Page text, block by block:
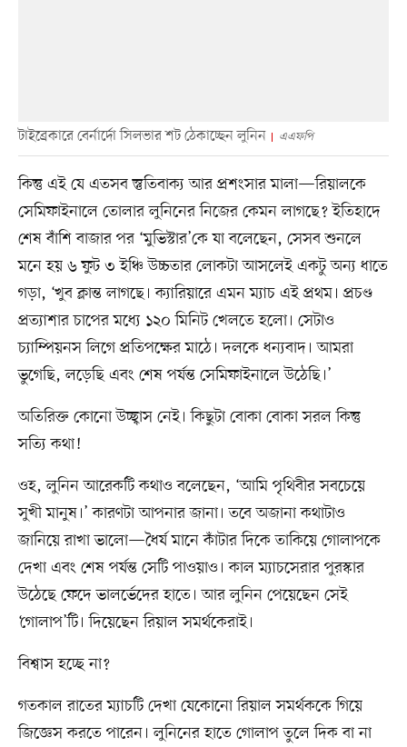
টাইব্রেকারে বের্নার্দো সিলভার শট ঠেকাচ্ছেন লুনিন এএফপি
কিন্তু এই যে এতসব স্তুতিবাক্য আর প্রশংসার মালা—রিয়ালকে
সেমিফাইনালে তোলার লুনিনের নিজের কেমন লাগছে? ইতিহাদে
শেষ বাঁশি বাজার পর ‘মুভিস্টার’কে যা বলেছেন, সেসব শুনলে
মনে হয় ৬ ফুট ৩ ইঞ্চি উচ্চতার লোকটা আসলেই একটু অন্য ধাতে
গড়া, ‘খুব ক্লান্ত লাগছে। ক্যারিয়ারে এমন ম্যাচ এই প্রথম। প্রচণ্ড
প্রত্যাশার চাপের মধ্যে ১২০ মিনিট খেলতে হলো। সেটাও
চ্যাম্পিয়নস লিগে প্রতিপক্ষের মাঠে। দলকে ধন্যবাদ। আমরা
ভুগেছি, লড়েছি এবং শেষ পর্যন্ত সেমিফাইনালে উঠেছি।’
অতিরিক্ত কোনো উচ্ছ্বাস নেই। কিছুটা বোকা বোকা সরল কিন্তু
সত্যি কথা!
ওহ, লুনিন আরেকটি কথাও বলেছেন, ‘আমি পৃথিবীর সবচেয়ে
সুখী মানুষ।’ কারণটা আপনার জানা। তবে অজানা কথাটাও
জানিয়ে রাখা ভালো—ধৈর্য মানে কাঁটার দিকে তাকিয়ে গোলাপকে
দেখা এবং শেষ পর্যন্ত সেটি পাওয়াও। কাল ম্যাচসেরার পুরস্কার
উঠেছে ফেদে ভালর্ভেদের হাতে। আর লুনিন পেয়েছেন সেই
‘গোলাপ’টি। দিয়েছেন রিয়াল সমর্থকেরাই।
বিশ্বাস হচ্ছে না?
গতকাল রাতের ম্যাচটি দেখা যেকোনো রিয়াল সমর্থককে গিয়ে
জিজ্ঞেস করতে পারেন। লুনিনের হাতে গোলাপ তুলে দিক বা না